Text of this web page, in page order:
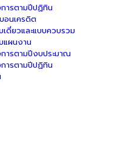
การตามปีปฏิทิน
อนเครดิต
เดี่ยวและแบบควบรวม
แผนงาน
การตามปีงบประมาณ
การตามปีปฏิทิน